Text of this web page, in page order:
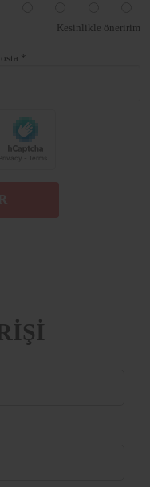
Kesinlikle öneririm
*